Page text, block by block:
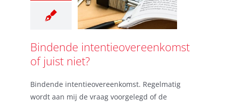
Bindende intentieovereenkomst
of juist niet?
Bindende intentieovereenkomst. Regelmatig
wordt aan mij de vraag voorgelegd of de